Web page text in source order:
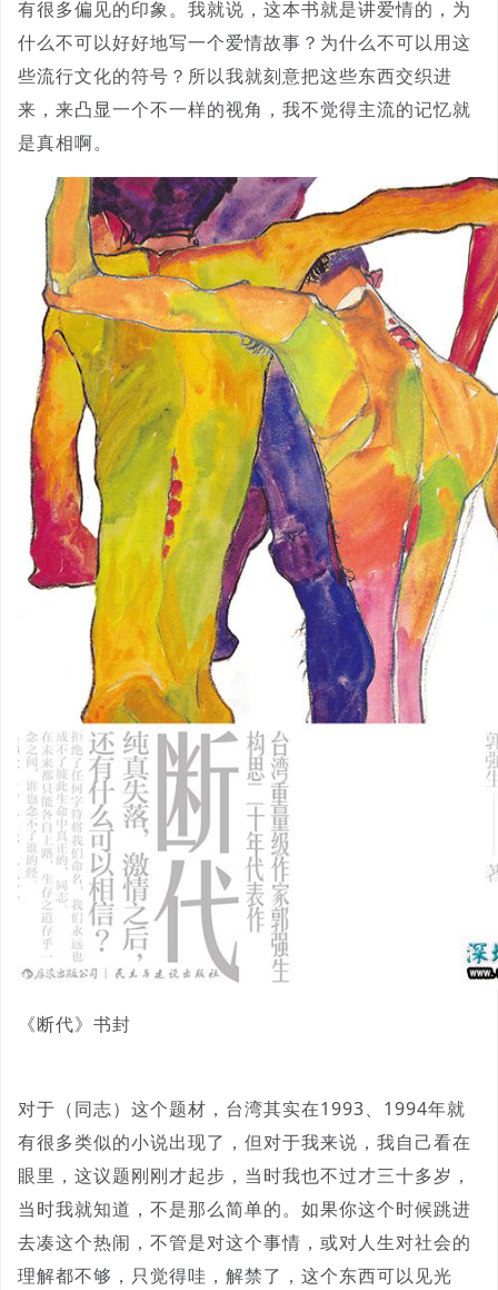
有很多偏见的印象。我就说，这本书就是讲爱情的，为
什么不可以好好地写一个爱情故事？为什么不可以用这
些流行文化的符号？所以我就刻意把这些东西交织进
来，来凸显一个不一样的视角，我不觉得主流的记忆就
是真相啊。
《断代》书封
对于（同志）这个题材，台湾其实在1993、1994年就
有很多类似的小说出现了，但对于我来说，我自己看在
眼里，这议题刚刚才起步，当时我也不过才三十多岁，
当时我就知道，不是那么简单的。如果你这个时候跳进
去凑这个热闹，不管是对这个事情，或对人生对社会的
理解都不够，只觉得哇，解禁了，这个东西可以见光